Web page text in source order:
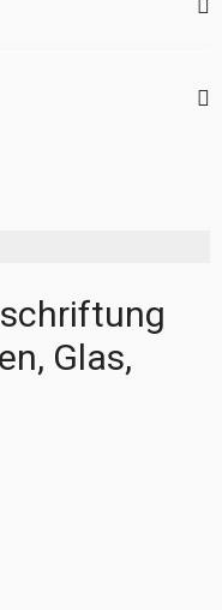
Glas,